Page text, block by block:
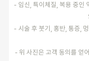
- 임신, 특이체질, 복용 중인
- 시술 후 붓기, 홍반, 통증,
- 위 사진은 고객 동의를 얻